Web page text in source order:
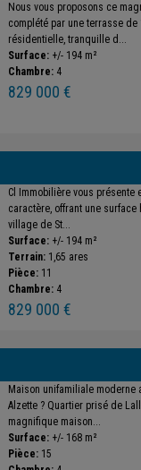
Nous vous proposons ce
complété par une terrasse
résidentielle, tranquille d...
Surface: +/- 194 m²
Chambre: 4
829 000 €
Cl Immobilière vous
caractère, offrant une
village de St...
Surface: +/- 194 m²
Terrain: 1,65 ares
Pièce: 11
Chambre: 4
829 000 €
Maison unifamiliale moderne
Alzette ? Quartier prisé de
magnifique maison...
Surface: +/- 168 m²
Pièce: 15